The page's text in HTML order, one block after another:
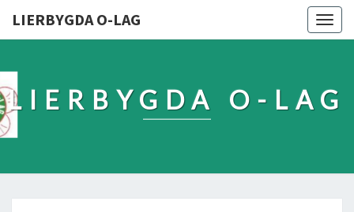
LIERBYGDA O-LAG
LIERBYGDA O-LAG